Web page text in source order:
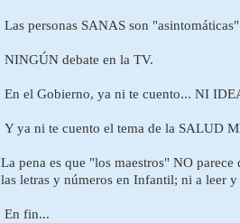
Las personas SANAS son
NINGÚN debate en la TV.
En el Gobierno, ya ni te cuento... NI
Y ya ni te cuento el tema de la SALUD
La pena es que "los maestros" NO
las letras y números en Infantil; ni a leer
En fin...